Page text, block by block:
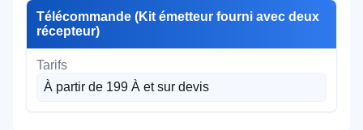
Télécommande (Kit émetteur fourni avec deux
récepteur)
À partir de 199 À et sur devis